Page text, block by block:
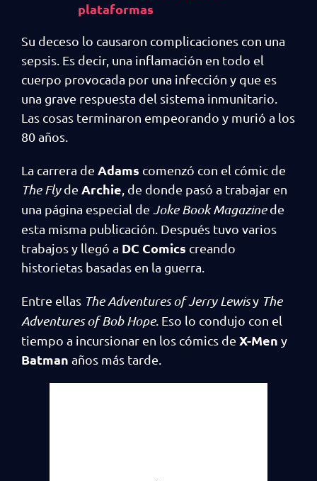
plataformas
Su deceso lo causaron complicaciones con una
sepsis. Es decir, una inflamación en todo el
cuerpo provocada por una infección y que es
una grave respuesta del sistema inmunitario.
Las cosas terminaron empeorando y murió a los
80 años.
La carrera de Adams comenzó con el cómic de
The Flyde Archie , de donde pasó a trabajar en
una página especial de Joke Book Magazinede
esta misma publicación. Después tuvo varios
trabajos y llegó a DC Comics creando
historietas basadas en la guerra.
Entre ellas The Adventures of Jerry Lewisy The
Adventures of Bob Hope. Eso lo condujo con el
tiempo a incursionar en los cómics de X-Men y
Batman años más tarde.